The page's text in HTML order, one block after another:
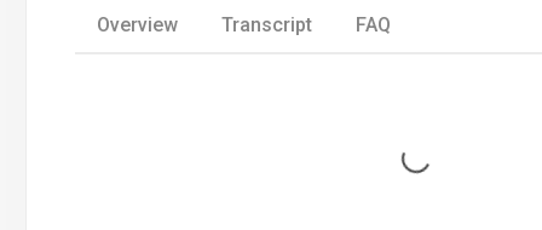
Overview Transcript FAQ
Loading...